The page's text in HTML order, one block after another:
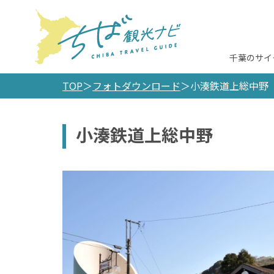
千葉のサ
TOP フォトダウンロード 小湊鉄道上総中野
小湊鉄道上総中野